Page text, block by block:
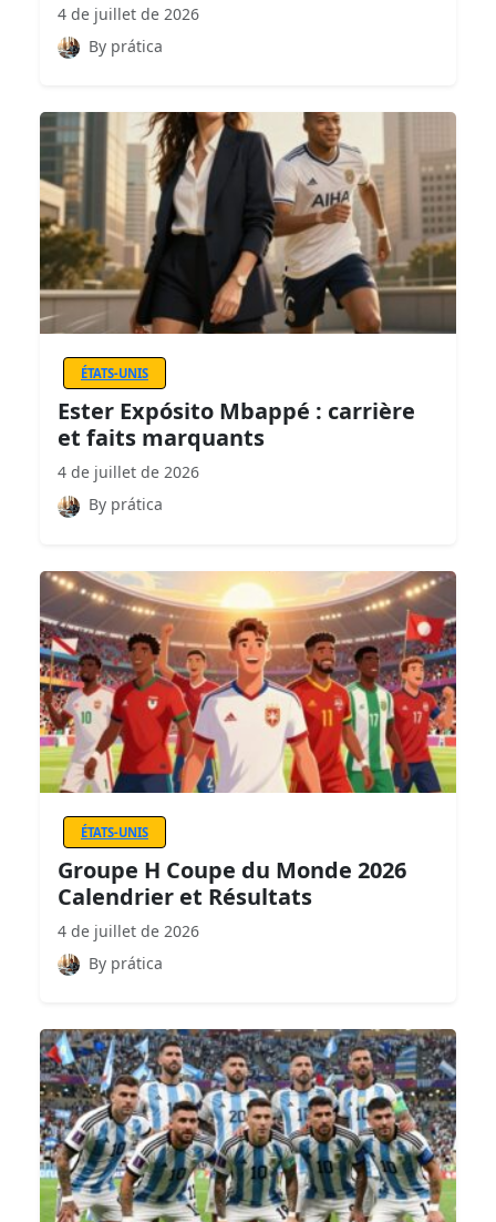
4 de juillet de 2026
By prática
ÉTATS-UNIS
Ester Expósito Mbappé : carrière
et faits marquants
4 de juillet de 2026
By prática
ÉTATS-UNIS
Groupe H Coupe du Monde 2026
Calendrier et Résultats
4 de juillet de 2026
By prática